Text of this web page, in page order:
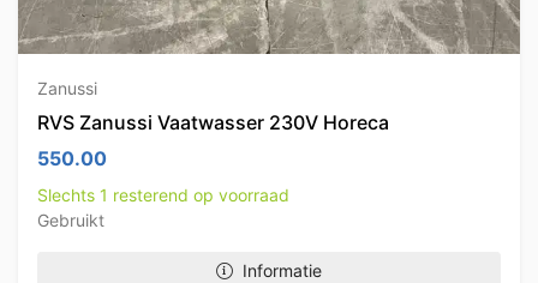
Zanussi
RVS Zanussi Vaatwasser 230V Horeca
550.00
Slechts 1 resterend op voorraad
Gebruikt
Informatie